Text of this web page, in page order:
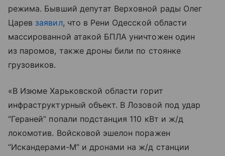
режима. Бывший депутат Верховной рады Олег
Царев заявил, что в Рени Одесской области
массированной атакой БПЛА уничтожен один
из паромов, также дроны били по стоянке
грузовиков.
«В Изюме Харьковской области горит
инфраструктурный объект. В Лозовой под удар
“Гераней” попали подстанция 110 кВт и ж/д
локомотив. Войсковой эшелон поражен
“Искандерами-М” и дронами на ж/д станции